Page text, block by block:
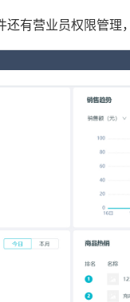
有营业员权限管理